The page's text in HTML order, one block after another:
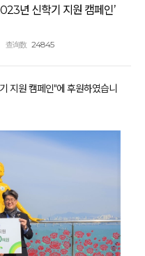
년 신학기 지원 캠페인’
查询数 24845
지원 캠페인"에 후원하였습니